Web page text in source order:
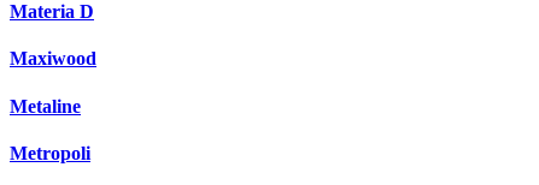
Materia D
Maxiwood
Metaline
Metropoli